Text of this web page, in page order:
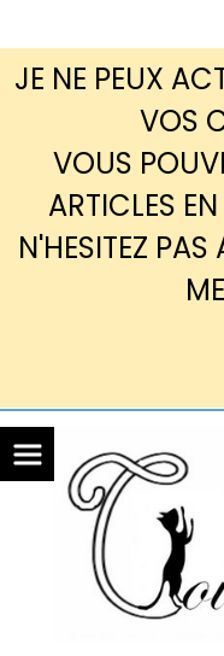
JE NE PEUX
VOS
VOUS
ARTICLES
N'HESITEZ